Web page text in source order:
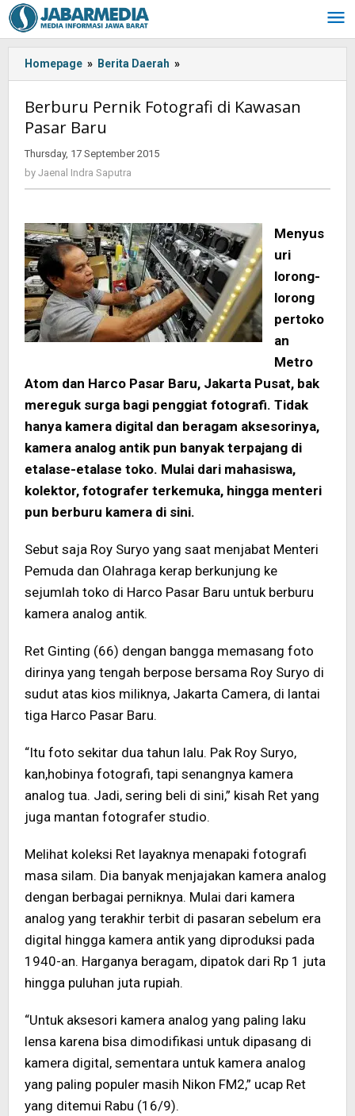
Skip
to
content
Homepage » Berita Daerah »
Pernik
di
Berburu Pernik Fotografi di Kawasan
Pasar Baru
Thursday, 17 September 2015
by Jaenal Indra Saputra
Menyus
uri
lorong-
lorong
pertoko
an
Metro
Atom dan Harco Pasar Baru, Jakarta Pusat, bak
mereguk surga bagi penggiat fotografi. Tidak
hanya kamera digital dan beragam aksesorinya,
kamera analog antik pun banyak terpajang di
etalase-etalase toko. Mulai dari mahasiswa,
kolektor, fotografer terkemuka, hingga menteri
pun berburu kamera di sini.
Sebut saja Roy Suryo yang saat menjabat Menteri
Pemuda dan Olahraga kerap berkunjung ke
sejumlah toko di Harco Pasar Baru untuk berburu
kamera analog antik.
Ret Ginting (66) dengan bangga memasang foto
dirinya yang tengah berpose bersama Roy Suryo di
sudut atas kios miliknya, Jakarta Camera, di lantai
tiga Harco Pasar Baru.
“Itu foto sekitar dua tahun lalu. Pak Roy Suryo,
kan,hobinya fotografi, tapi senangnya kamera
analog tua. Jadi, sering beli di sini,” kisah Ret yang
juga mantan fotografer studio.
Melihat koleksi Ret layaknya menapaki fotografi
masa silam. Dia banyak menjajakan kamera analog
dengan berbagai perniknya. Mulai dari kamera
analog yang terakhir terbit di pasaran sebelum era
digital hingga kamera antik yang diproduksi pada
1940-an. Harganya beragam, dipatok dari Rp 1 juta
hingga puluhan juta rupiah.
“Untuk aksesori kamera analog yang paling laku
lensa karena bisa dimodifikasi untuk dipasang di
kamera digital, sementara untuk kamera analog
yang paling populer masih Nikon FM2,” ucap Ret
yang ditemui Rabu (16/9).